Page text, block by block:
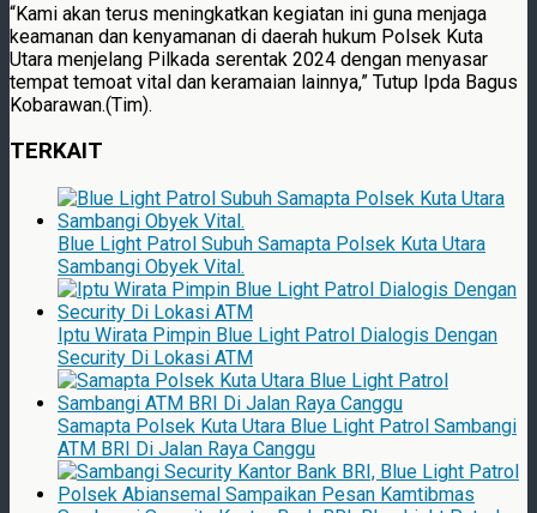
“Kami akan terus meningkatkan kegiatan ini guna menjaga
keamanan dan kenyamanan di daerah hukum Polsek Kuta
Utara menjelang Pilkada serentak 2024 dengan menyasar
tempat temoat vital dan keramaian lainnya,” Tutup Ipda Bagus
Kobarawan.(Tim).
TERKAIT
Blue Light Patrol Subuh Samapta Polsek Kuta Utara
Sambangi Obyek Vital.
Iptu Wirata Pimpin Blue Light Patrol Dialogis Dengan
Security Di Lokasi ATM
Samapta Polsek Kuta Utara Blue Light Patrol Sambangi
ATM BRI Di Jalan Raya Canggu